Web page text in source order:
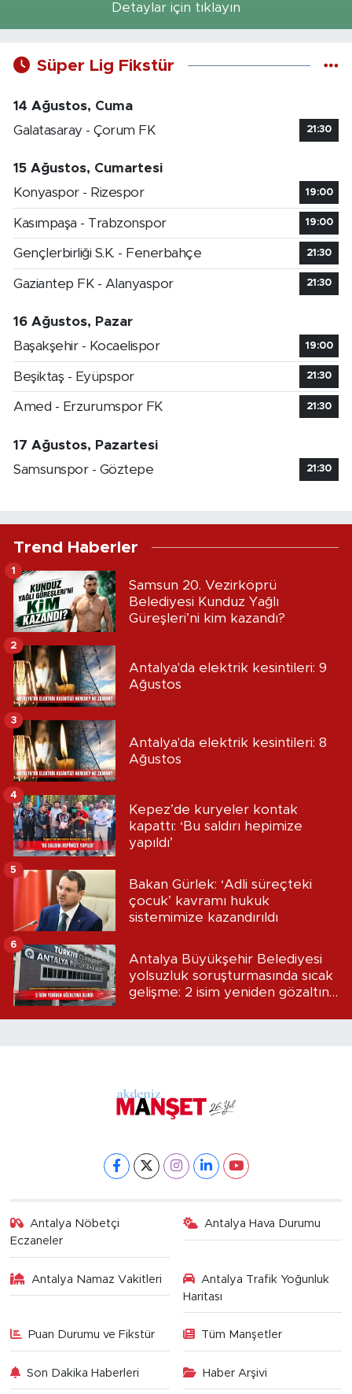
Detaylar için tıklayın
Süper Lig Fikstür
14 Ağustos, Cuma
Galatasaray - Çorum FK
21:30
15 Ağustos, Cumartesi
Konyaspor - Rizespor
19:00
Kasımpaşa - Trabzonspor 19:00
Gençlerbirliği S.K. - Fenerbahçe 21:30
Gaziantep FK - Alanyaspor 21:30
16 Ağustos, Pazar
Başakşehir - Kocaelispor
19:00
Beşiktaş - Eyüpspor 21:30
Amed - Erzurumspor FK 21:30
17 Ağustos, Pazartesi
Samsunspor - Göztepe
21:30
Trend Haberler
Samsun 20. Vezirköprü
Belediyesi Kunduz Yağlı
Güreşleri’ni kim kazandı?
1
Antalya'da elektrik kesintileri: 9
Ağustos
2
Antalya'da elektrik kesintileri: 8
Ağustos
3
Kepez’de kuryeler kontak
kapattı: ‘Bu saldırı hepimize
yapıldı’
4
Bakan Gürlek: ‘Adli süreçteki
çocuk’ kavramı hukuk
sistemimize kazandırıldı
5
Antalya Büyükşehir Belediyesi
yolsuzluk soruşturmasında sıcak
gelişme: 2 isim yeniden gözaltına
6
Antalya Nöbetçi
Eczaneler
Antalya Hava Durumu
Antalya Namaz Vakitleri
Antalya Trafik Yoğunluk
Haritası
Puan Durumu ve Fikstür Tüm Manşetler
Son Dakika Haberleri Haber Arşivi